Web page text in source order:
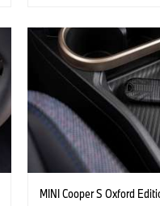
MINI Cooper S Oxford